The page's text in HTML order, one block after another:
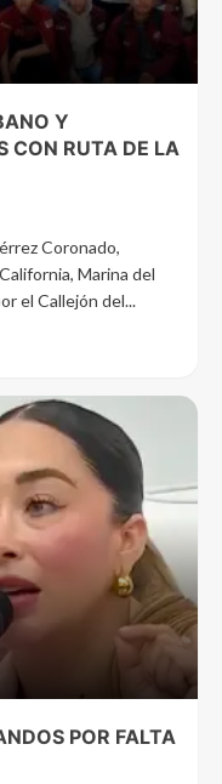
Y
CON RUTA DE LA
Coronado,
Marina del
el Callejón del...
POR FALTA